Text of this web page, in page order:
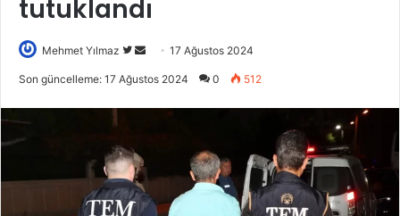
tutuklandı
Mehmet Yılmaz
Twitter'da
Bir
17 Ağustos 2024
Son güncelleme: 17 Ağustos 2024 0 512